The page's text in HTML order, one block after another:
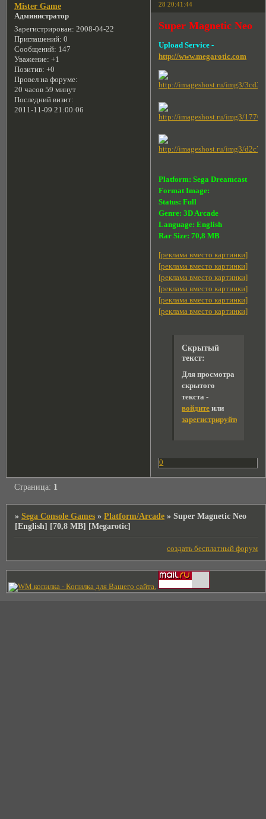
28 20:41:44
Mister Game
Администратор
Зарегистрирован: 2008-04-22
Приглашений: 0
Сообщений: 147
Уважение: +1
Позитив: +0
Провел на форуме:
20 часов 59 минут
Последний визит:
2011-11-09 21:00:06
Super Magnetic Neo
Upload Service -
http://www.megarotic.com
Platform: Sega Dreamcast
Format Image:
Status: Full
Genre: 3D Arcade
Language: English
Rar Size: 70,8 MB
[реклама вместо картинки]
[реклама вместо картинки]
[реклама вместо картинки]
[реклама вместо картинки]
[реклама вместо картинки]
[реклама вместо картинки]
Скрытый
текст:
Для просмотра
скрытого
текста -
войдитеили
зарегистрируйтесь
0
Страница: 1
»Sega Console Games »Platform/Arcade »Super Magnetic Neo
[English] [70,8 MB] [Megarotic]
создать бесплатный форум